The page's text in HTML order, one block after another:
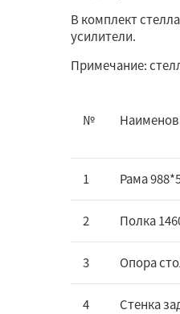
В комплект
усилители.
Примечание:
№
1 Рама
2 Полка
3 Опора
4 Стенка